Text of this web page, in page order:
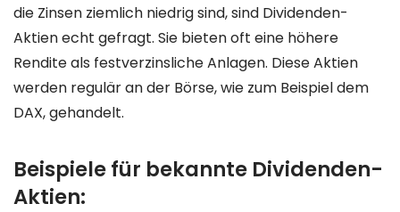
die Zinsen ziemlich niedrig sind, sind Dividenden-
Aktien echt gefragt. Sie bieten oft eine höhere
Rendite als festverzinsliche Anlagen. Diese Aktien
werden regulär an der Börse, wie zum Beispiel dem
DAX, gehandelt.
Beispiele für bekannte Dividenden-
Aktien: